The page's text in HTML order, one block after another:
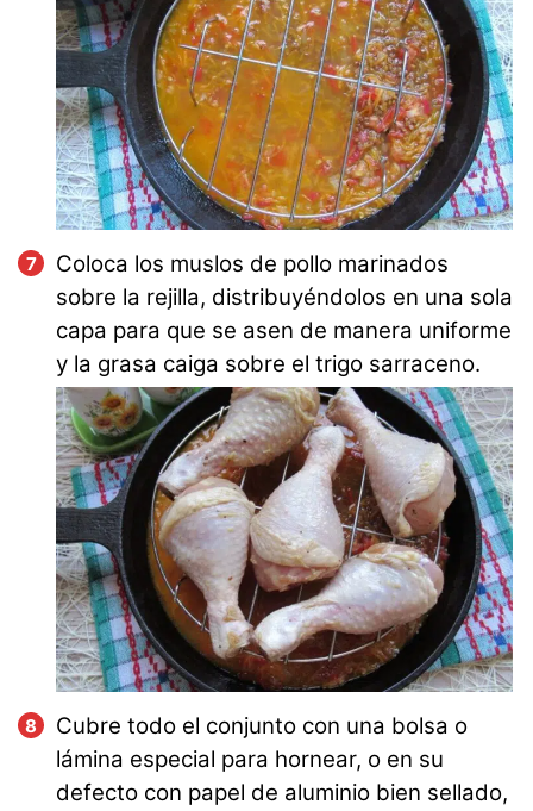
Coloca los muslos de pollo marinados
sobre la rejilla, distribuyéndolos en una sola
capa para que se asen de manera uniforme
y la grasa caiga sobre el trigo sarraceno.
Cubre todo el conjunto con una bolsa o
lámina especial para hornear, o en su
defecto con papel de aluminio bien sellado,